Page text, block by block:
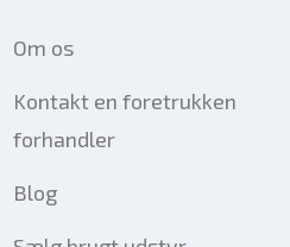
Om os
Kontakt en foretrukken
forhandler
Blog